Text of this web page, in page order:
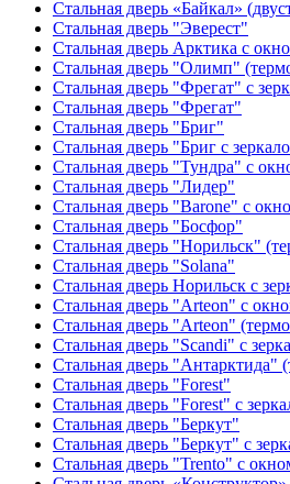
Стальная дверь «Байкал»
Стальная дверь "Эверест"
Стальная дверь Арктика с
Стальная дверь "Олимп"
Стальная дверь "Фрегат" с
Стальная дверь "Фрегат"
Стальная дверь "Бриг"
Стальная дверь "Бриг с
Стальная дверь "Тундра" с
Стальная дверь "Лидер"
Стальная дверь "Barone" с
Стальная дверь "Босфор"
Стальная дверь "Норильск"
Стальная дверь "Solana"
Стальная дверь Норильск с
Стальная дверь "Arteon" с
Стальная дверь "Arteon"
Стальная дверь "Scandi" с
Стальная дверь "Антарктида"
Стальная дверь "Forest"
Стальная дверь "Forest" с
Стальная дверь "Беркут"
Стальная дверь "Беркут" с
Стальная дверь "Trento" с